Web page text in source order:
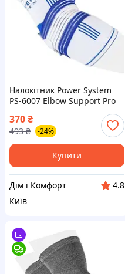
Налокітник Power System
PS-6007 Elbow Support Pro
370₴
493 ₴ -24%
Купити
Дім і Комфорт
4.8
Київ